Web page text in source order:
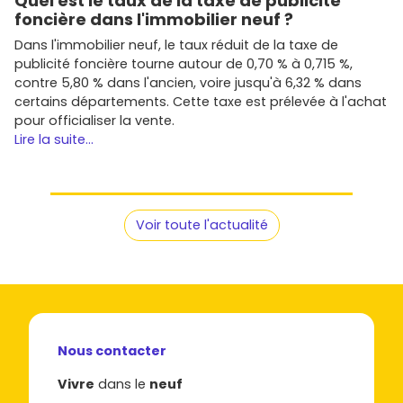
Plusieurs acteurs opèrent à Beaune et dans le sillon Dijon–
Côte-d'Or. Voici des promoteurs que tu retrouveras
souvent enimmobilier neuf à Beaune :
Nexity: gamme large, du primo-accédant au haut
de gamme.
Bouygues Immobilier
emplacements stratégiques et qualité de
construction.
Kaufman & BroadetCogedim: positionnement
Pitch ImmoetIcade: offres variées, souvent bien
Promoteurs régionauxcommeSMCI,SEGERou
produits adaptés au marché bourguignon.
Compare toujours la notice descriptive
foncière dans l'immobilier neuf ?
Dans l'immobilier neuf, le taux réduit de la taxe de
publicité foncière tourne autour de 0,70 % à 0,715 %,
contre 5,80 % dans l'ancien, voire jusqu'à 6,32 % dans
certains départements. Cette taxe est prélevée à l'achat
pour officialiser la vente.
Lire la suite...
Voir toute l'actualité
Nous contacter
Vivre dans le neuf